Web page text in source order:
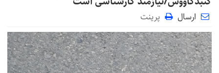
ارسال پرینت